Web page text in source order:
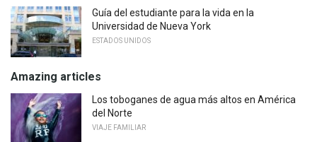
Guía del estudiante para la vida en la
Universidad de Nueva York
ESTADOS UNIDOS
Amazing articles
Los toboganes de agua más altos en América
del Norte
VIAJE FAMILIAR